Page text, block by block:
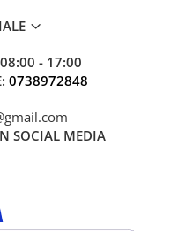
- 17:00
0738972848
SOCIAL MEDIA